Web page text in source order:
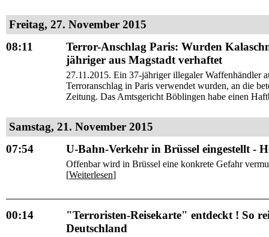
Freitag, 27. November 2015
08:11
Terror-Anschlag Paris: Wurden
jähriger aus Magstadt verhaftet
27.11.2015. Ein 37-jähriger illegaler Waffenhändler
Terroranschlag in Paris verwendet wurden, an die
Zeitung. Das Amtsgericht Böblingen habe einen
Samstag, 21. November 2015
07:54
U-Bahn-Verkehr in Brüssel eingestellt -
Offenbar wird in Brüssel eine konkrete Gefahr
[Weiterlesen]
00:14
"Terroristen-Reisekarte" entdeckt ! So
Deutschland